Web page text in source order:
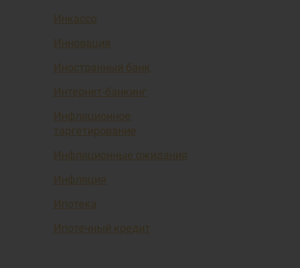
Инкассо
Инновация
Иностранный банк
Интернет-банкинг
Инфляционное
таргетирование
Инфляционные ожидания
Инфляция
Ипотека
Ипотечный кредит